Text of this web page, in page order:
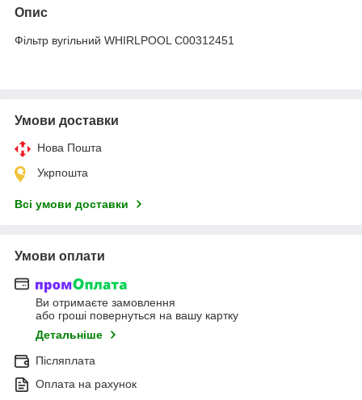
Опис
Фільтр вугільний WHIRLPOOL C00312451
Умови доставки
Нова Пошта
Укрпошта
Всі умови доставки
Умови оплати
Ви отримаєте замовлення
або гроші повернуться на вашу картку
Детальніше
Післяплата
Оплата на рахунок